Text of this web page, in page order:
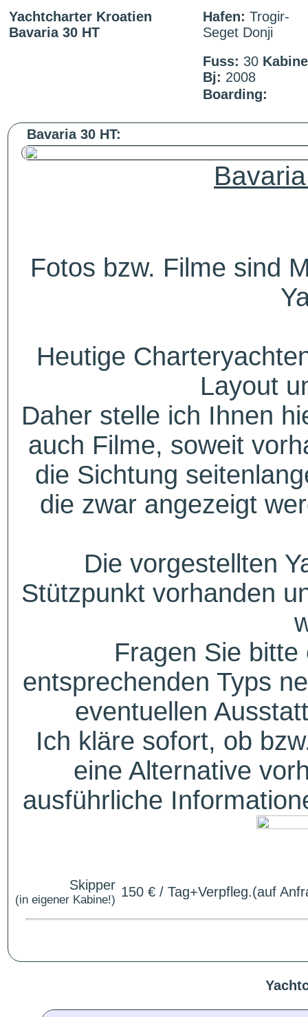
Yachtcharter Kroatien
Bavaria 30 HT
Hafen: Trogir-
Seget Donji
Fuss: 30
Bj: 2008
Boarding:
Bavaria 30 HT:
Fotos bzw. Filme sind
Heutige
Layout
Daher stelle ich Ihnen
auch Filme, soweit
die Sichtung
die zwar angezeigt
Die vorgestellten
Stützpunkt vorhanden
Fragen Sie
entsprechenden Typs
eventuellen
Ich kläre sofort, ob
eine Alternative
ausführliche
Skipper
(in eigener Kabine!)
150 € / Tag+Verpfleg.(auf